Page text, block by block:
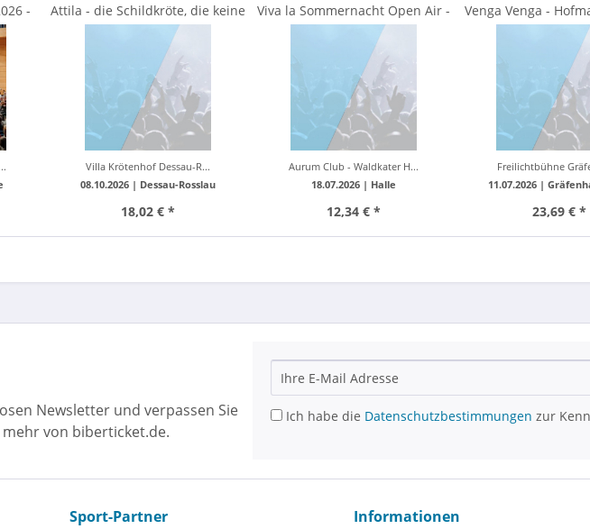
-
Attila - die Schildkröte, die keine
Eile ...
Villa Krötenhof Dessau-R...
08.10.2026 | Dessau-Rosslau
18,02 € *
Viva la Sommernacht Open Air -
Aurum Club -...
Aurum Club - Waldkater H...
18.07.2026 | Halle
12,34 € *
Venga Venga -
Freilichtbühne
11.07.2026 |
23,69 € *
Newsletter und verpassen Sie
von biberticket.de.
Ich habe die Datenschutzbestimmungen zur
Sport-Partner Informationen